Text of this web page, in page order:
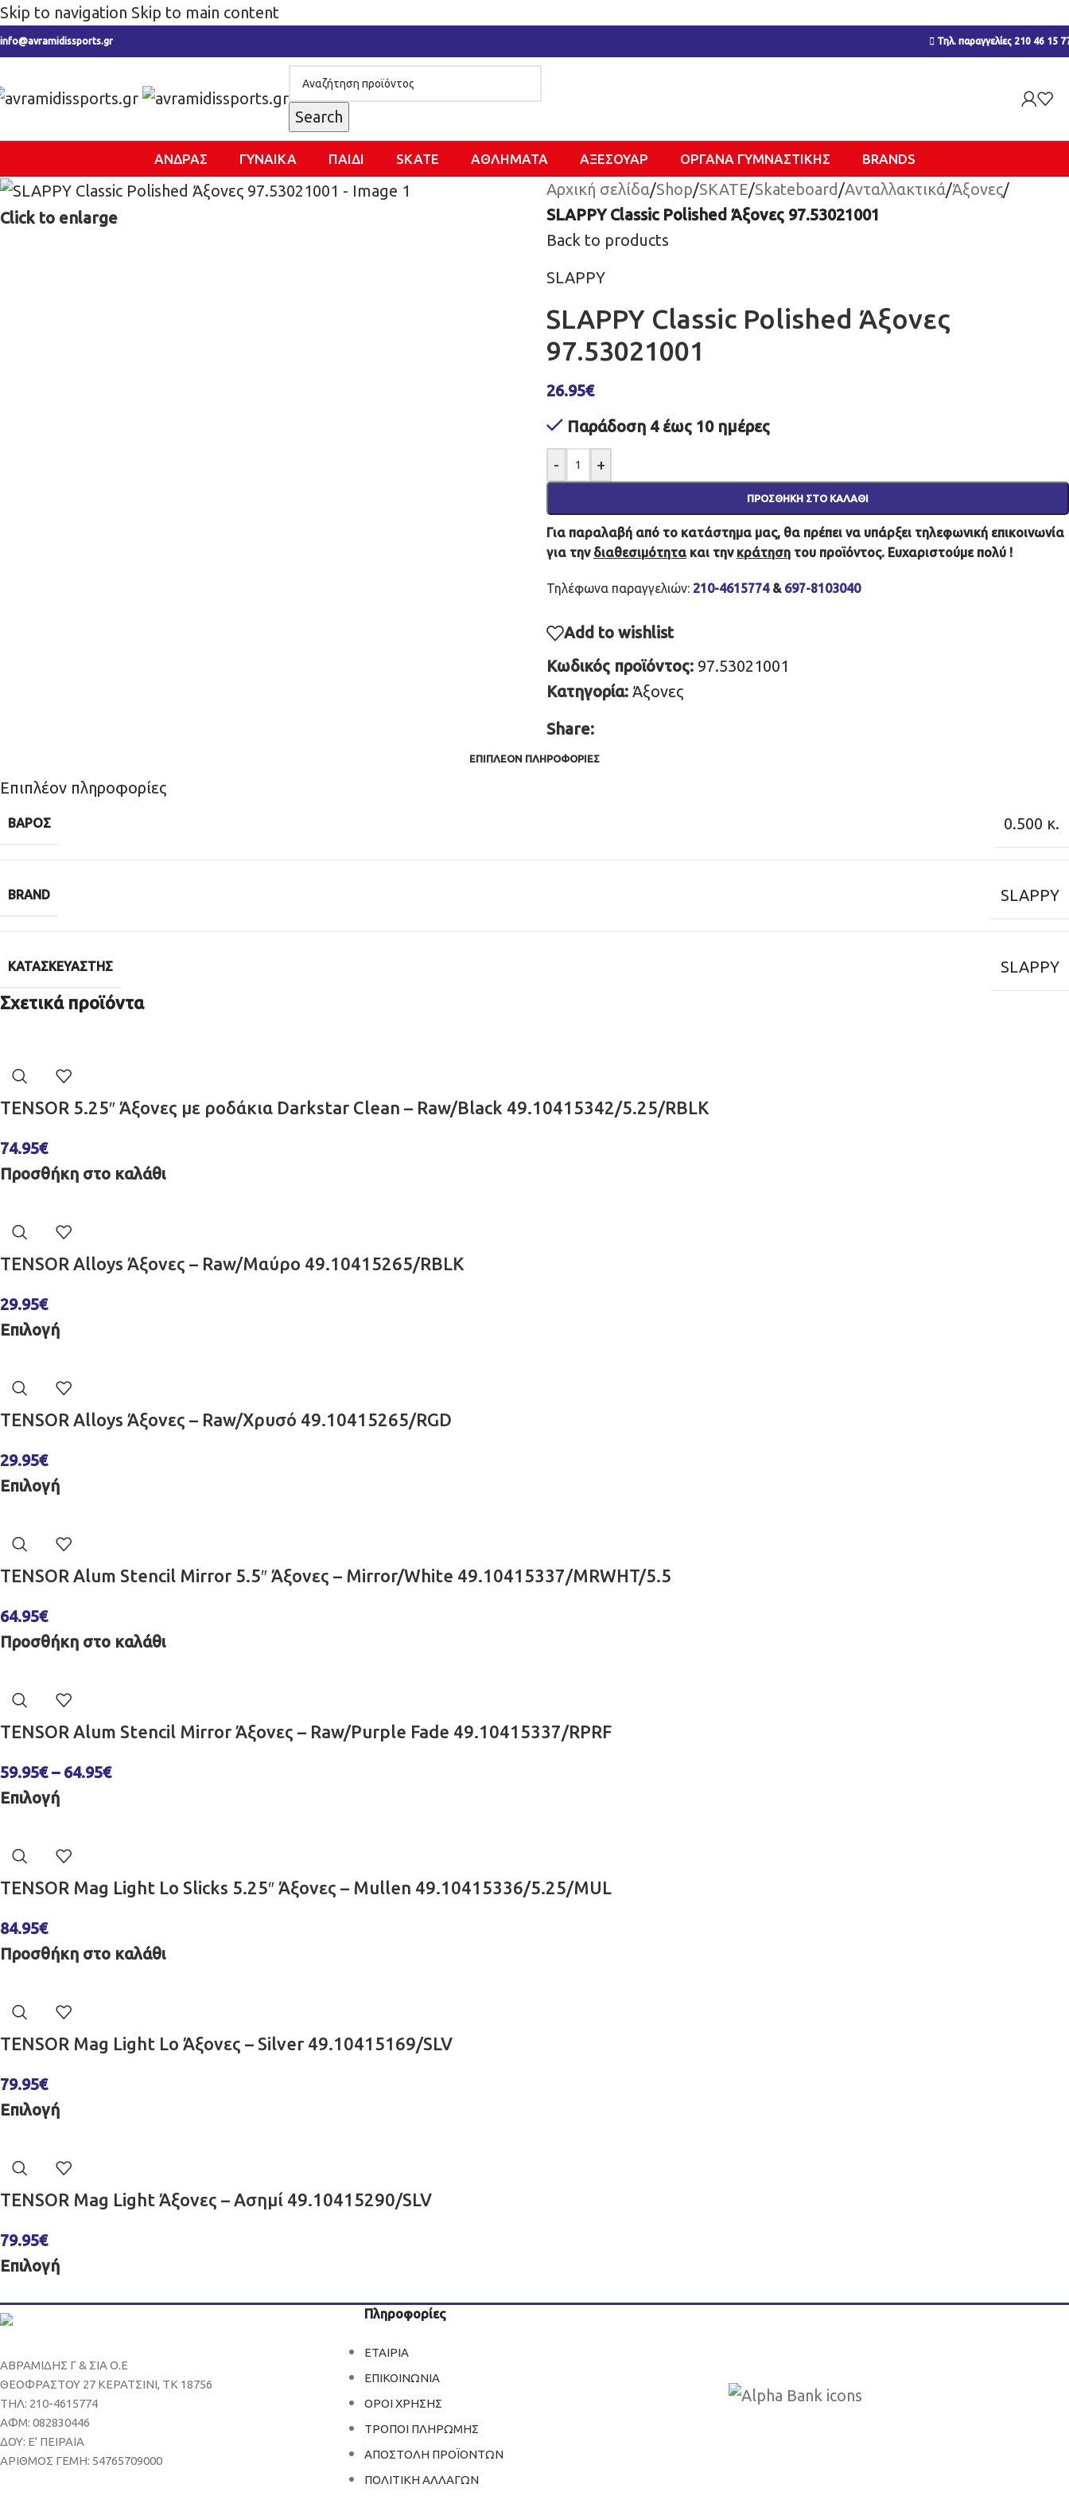
Skip to navigation Skip to main content
info@avramidissports.gr Τηλ. παραγγελίες 210 46 15
Search
ΑΝΔΡΑΣ ΓΥΝΑΙΚΑ ΠΑΙΔΙ SKATE ΑΘΛΗΜΑΤΑ ΑΞΕΣΟΥΑΡ ΌΡΓΑΝΑ ΓΥΜΝΑΣΤΙΚΉΣ BRANDS
Click to enlarge
Αρχική σελίδα/Shop/SKATE/Skateboard/Ανταλλακτικά/Άξονες/
SLAPPY Classic Polished Άξονες 97.53021001
Back to products
SLAPPY
SLAPPY Classic Polished Άξονες
97.53021001
26.95€
Παράδοση 4 έως 10 ημέρες
- +
ΠΡΟΣΘΉΚΗ ΣΤΟ ΚΑΛΆΘΙ
Για παραλαβή από το κατάστημα μας, θα πρέπει να υπάρξει τηλεφωνική επικοινωνία
για την διαθεσιμότητα και την κράτηση του προϊόντος. Ευχαριστούμε πολύ !
Τηλέφωνα παραγγελιών: 210-4615774& 697-8103040
Add to wishlist
Κωδικός προϊόντος: 97.53021001
Κατηγορία: Άξονες
Share:
ΕΠΙΠΛΈΟΝ ΠΛΗΡΟΦΟΡΊΕΣ
Επιπλέον πληροφορίες
ΒΆΡΟΣ 0.500 κ.
BRAND SLAPPY
ΚΑΤΑΣΚΕΥΑΣΤΉΣ SLAPPY
Σχετικά προϊόντα
TENSOR 5.25″ Άξονες με ροδάκια Darkstar Clean – Raw/Black 49.10415342/5.25/RBLK
74.95€
Προσθήκη στο καλάθι
TENSOR Alloys Άξονες – Raw/Μαύρο 49.10415265/RBLK
29.95€
Επιλογή
TENSOR Alloys Άξονες – Raw/Χρυσό 49.10415265/RGD
29.95€
Επιλογή
TENSOR Alum Stencil Mirror 5.5″ Άξονες – Mirror/White 49.10415337/MRWHT/5.5
64.95€
Προσθήκη στο καλάθι
TENSOR Alum Stencil Mirror Άξονες – Raw/Purple Fade 49.10415337/RPRF
59.95€ – 64.95€
Επιλογή
TENSOR Mag Light Lo Slicks 5.25″ Άξονες – Mullen 49.10415336/5.25/MUL
84.95€
Προσθήκη στο καλάθι
TENSOR Mag Light Lo Άξονες – Silver 49.10415169/SLV
79.95€
Επιλογή
TENSOR Mag Light Άξονες – Ασημί 49.10415290/SLV
79.95€
Επιλογή
ΑΒΡΑΜΙΔΗΣ Γ & ΣΙΑ Ο.Ε
ΘΕΟΦΡΑΣΤΟΥ 27 ΚΕΡΑΤΣΙΝΙ, ΤΚ 18756
ΤΗΛ: 210-4615774
ΑΦΜ: 082830446
ΔΟΥ: Ε' ΠΕΙΡΑΙΑ
ΑΡΙΘΜΟΣ ΓΕΜΗ: 54765709000
Πληροφορίες
ΕΤΑΙΡΙΑ
ΕΠΙΚΟΙΝΩΝΙΑ
ΟΡΟΙ ΧΡΗΣΗΣ
ΤΡΟΠΟΙ ΠΛΗΡΩΜΗΣ
ΑΠΟΣΤΟΛΗ ΠΡΟΪΟΝΤΩΝ
ΠΟΛΙΤΙΚΗ ΑΛΛΑΓΩΝ